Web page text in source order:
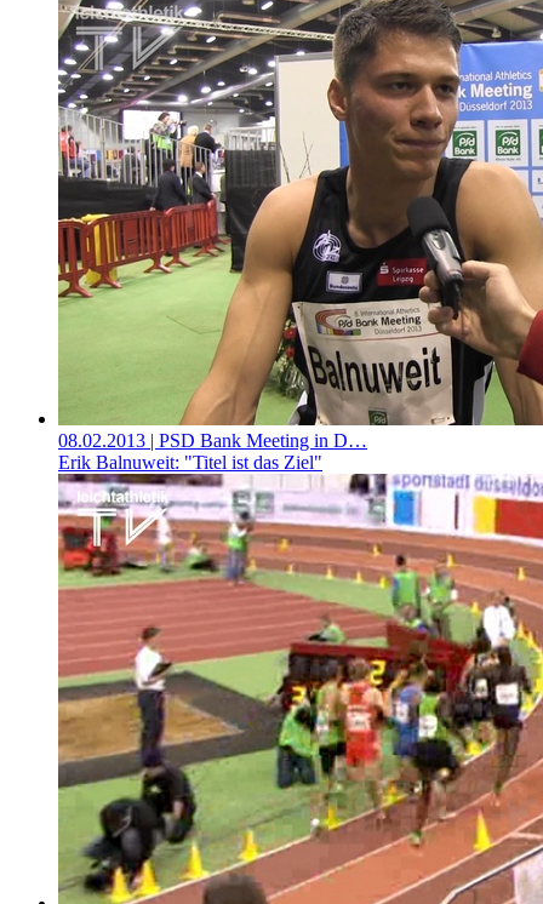
08.02.2013 | PSD Bank Meeting in D…
Erik Balnuweit: "Titel ist das Ziel"